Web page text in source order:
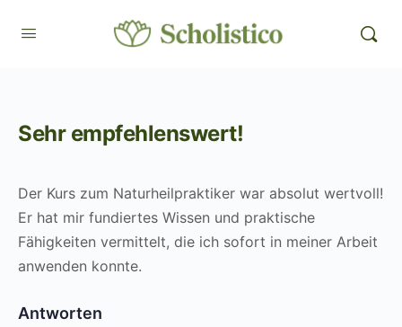
Sehr empfehlenswert!
Der Kurs zum Naturheilpraktiker war absolut wertvoll!
Er hat mir fundiertes Wissen und praktische
Fähigkeiten vermittelt, die ich sofort in meiner Arbeit
anwenden konnte.
Antworten